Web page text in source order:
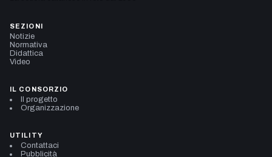
SEZIONI
Notizie
Normativa
Didattica
Video
IL CONSORZIO
Il progetto
Organizzazione
UTILITY
Contattaci
Pubblicità